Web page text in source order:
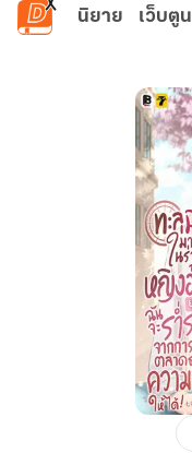
ข้ามไปยังเนื้อหาหลัก
นิยาย เว็บตูน